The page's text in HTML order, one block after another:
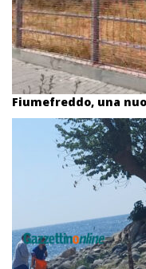
Fiumefreddo, una